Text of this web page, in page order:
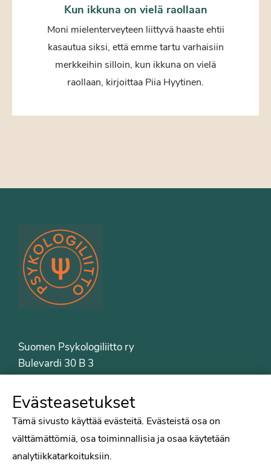
Kun ikkuna on vielä raollaan
Moni mielenterveyteen liittyvä haaste ehtii
kasautua siksi, että emme tartu varhaisiin
merkkeihin silloin, kun ikkuna on vielä
raollaan, kirjoittaa Piia Hyytinen.
Suomen Psykologiliitto ry
Bulevardi 30 B 3
Puh. 09-6122 9122
Psykologiliiton sivut
Tiede
Evästeasetukset
Tämä sivusto käyttää evästeitä. Evästeistä osa on
välttämättömiä, osa toiminnallisia ja osaa käytetään
analytiikkatarkoituksiin.